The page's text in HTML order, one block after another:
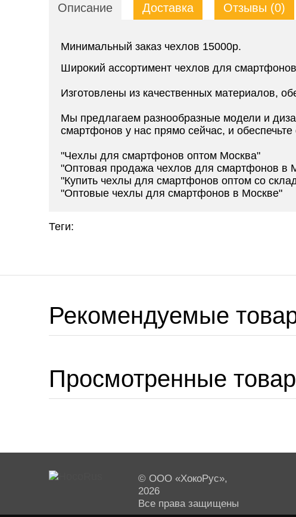
Описание Доставка Отзывы (0)
Минимальный заказ чехлов 15000р.
Широкий ассортимент чехлов для
Изготовлены из качественных материалов,
Мы предлагаем разнообразные модели и
смартфонов у нас прямо сейчас, и
"Чехлы для смартфонов оптом Москва"
"Оптовая продажа чехлов для смартфонов в
"Купить чехлы для смартфонов оптом со
"Оптовые чехлы для смартфонов в Москве"
Теги:
Рекомендуемые
Просмотренные
© ООО «ХокоРус»,
2026
Все права защищены